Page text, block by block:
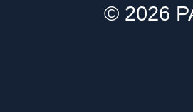
© 2026